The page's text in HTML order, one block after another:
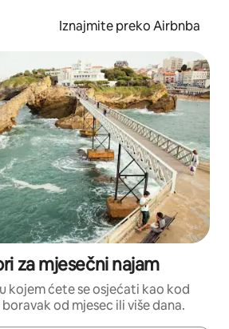
Iznajmite preko Airbnba
za mjesečni najam
kojem ćete se osjećati kao kod
od mjesec ili više dana.